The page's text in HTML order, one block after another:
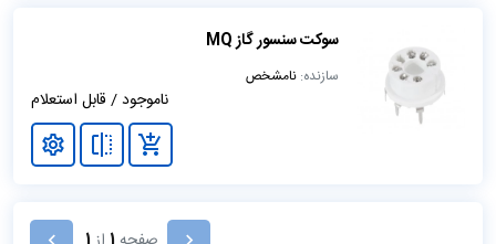
سوکت سنسور گاز MQ
سازنده: نامشخص
ناموجود / قابل استعلام